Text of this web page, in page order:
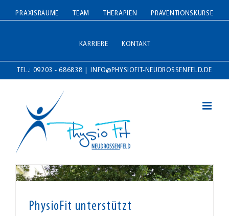
Inhalt
PRAXISRÄUME TEAM THERAPIEN PRÄVENTIONSKURSE
KARRIERE KONTAKT
TEL.: 09203 - 686838 INFO@PHYSIOFIT-NEUDROSSENFELD.DE
PhysioFit unterstützt